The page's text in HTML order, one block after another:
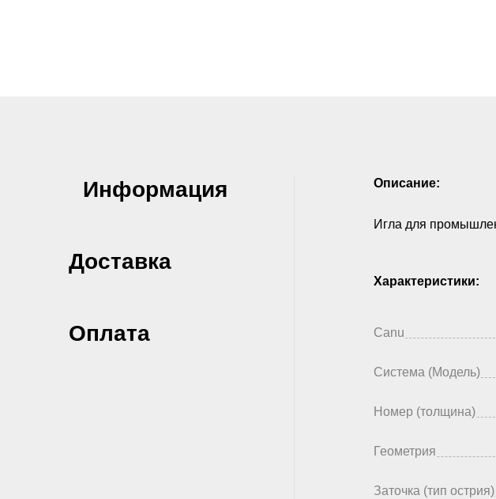
Информация
Доставка
Оплата
Описание:
Игла для
Характеристики:
Canu
Система (Модель)
Номер (толщина)
Геометрия
Заточка (тип острия)